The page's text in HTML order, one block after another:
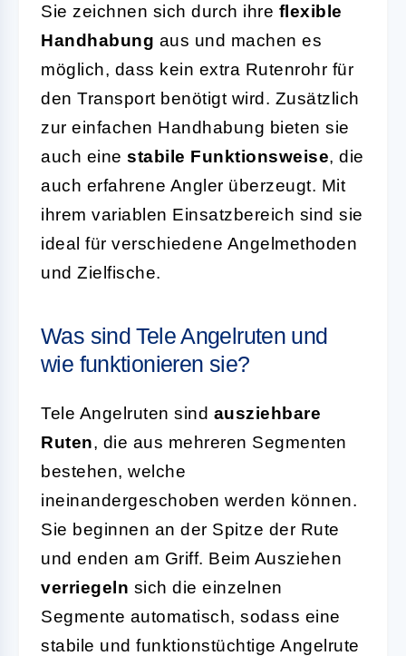
Sie zeichnen sich durch ihre flexible
Handhabung aus und machen es
möglich, dass kein extra Rutenrohr für
den Transport benötigt wird. Zusätzlich
zur einfachen Handhabung bieten sie
auch eine stabile Funktionsweise, die
auch erfahrene Angler überzeugt. Mit
ihrem variablen Einsatzbereich sind sie
ideal für verschiedene Angelmethoden
und Zielfische.
Was sind Tele Angelruten und
wie funktionieren sie?
Tele Angelruten sind ausziehbare
Ruten, die aus mehreren Segmenten
bestehen, welche
ineinandergeschoben werden können.
Sie beginnen an der Spitze der Rute
und enden am Griff. Beim Ausziehen
verriegeln sich die einzelnen
Segmente automatisch, sodass eine
stabile und funktionstüchtige Angelrute